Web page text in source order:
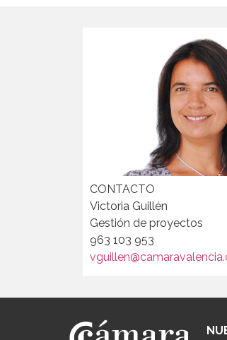
CONTACTO
Victoria Guillén
Gestión de proyectos
963 103 953